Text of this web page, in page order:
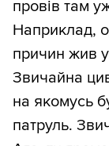
провів там
Наприклад,
причин жив у
Звичайна
на якомусь
патруль.